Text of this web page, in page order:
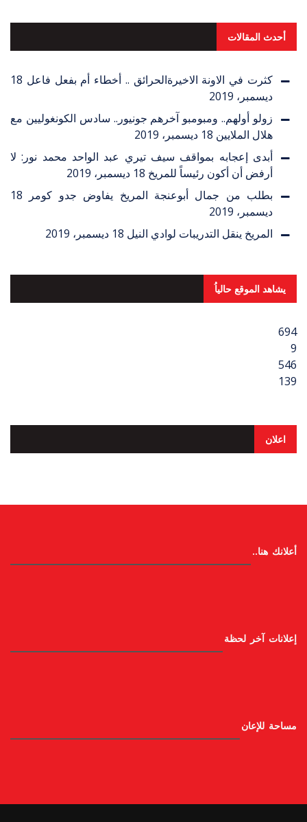
أحدث المقالات
كثرت في الاونة الاخيرةالحرائق .. أخطاء أم بفعل فاعل 18
ديسمبر، 2019
زولو أولهم.. ومبومبو آخرهم جونيور.. سادس الكونغوليين مع
هلال الملايين 18 ديسمبر، 2019
أبدى إعجابه بمواقف سيف تيري عبد الواحد محمد نور: لا
أرفض أن أكون رئيساً للمريخ 18 ديسمبر، 2019
بطلب من جمال أبوعنجة المريخ يفاوض جدو كومر
18
ديسمبر، 2019
المريخ ينقل التدريبات لوادي النيل 18 ديسمبر، 2019
يشاهد الموقع حالياُ
694
9
546
139
اعلان
أعلانك هنا..
إعلانات آخر لحظة
مساحة للإعان